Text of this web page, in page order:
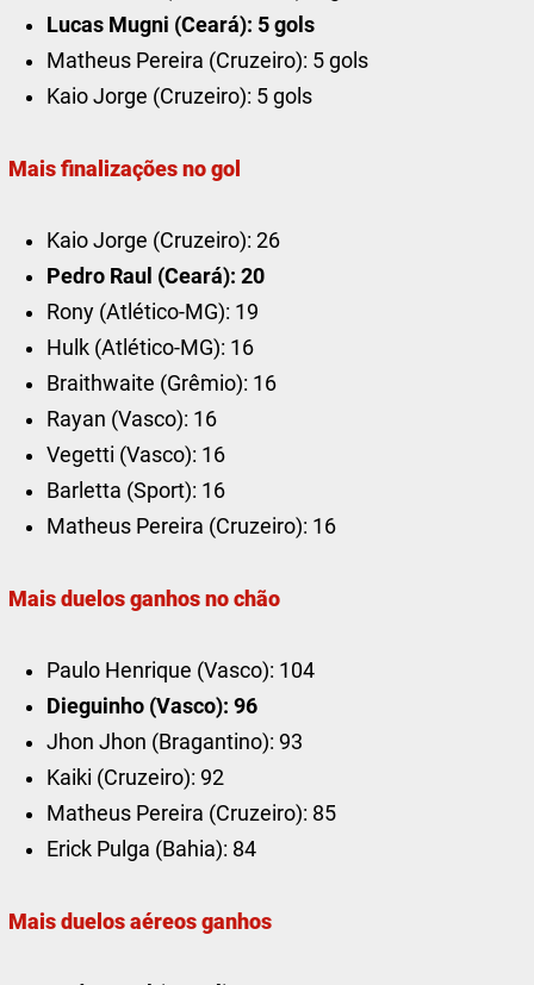
Lucas Mugni (Ceará): 5 gols
Matheus Pereira (Cruzeiro): 5 gols
Kaio Jorge (Cruzeiro): 5 gols
Mais finalizações no gol
Kaio Jorge (Cruzeiro): 26
Pedro Raul (Ceará): 20
Rony (Atlético-MG): 19
Hulk (Atlético-MG): 16
Braithwaite (Grêmio): 16
Rayan (Vasco): 16
Vegetti (Vasco): 16
Barletta (Sport): 16
Matheus Pereira (Cruzeiro): 16
Mais duelos ganhos no chão
Paulo Henrique (Vasco): 104
Dieguinho (Vasco): 96
Jhon Jhon (Bragantino): 93
Kaiki (Cruzeiro): 92
Matheus Pereira (Cruzeiro): 85
Erick Pulga (Bahia): 84
Mais duelos aéreos ganhos